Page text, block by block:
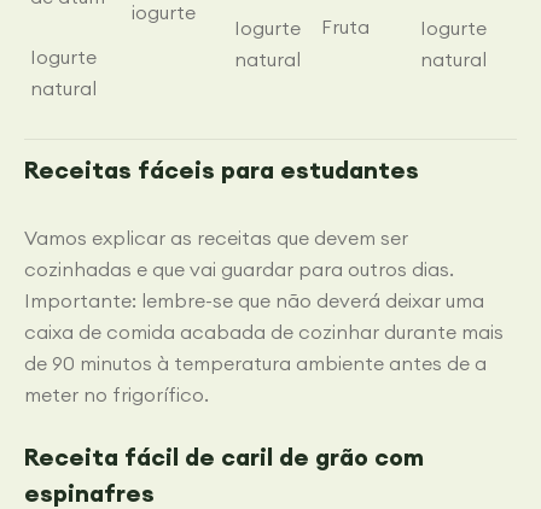
Iogurte
natural
iogurte
Iogurte
natural
Fruta
Iogurte
natural
Receitas fáceis para estudantes
Vamos explicar as receitas que devem ser
cozinhadas e que vai guardar para outros dias.
Importante: lembre-se que não deverá deixar uma
caixa de comida acabada de cozinhar durante mais
de 90 minutos à temperatura ambiente antes de a
meter no frigorífico.
Receita fácil de caril de grão com
espinafres